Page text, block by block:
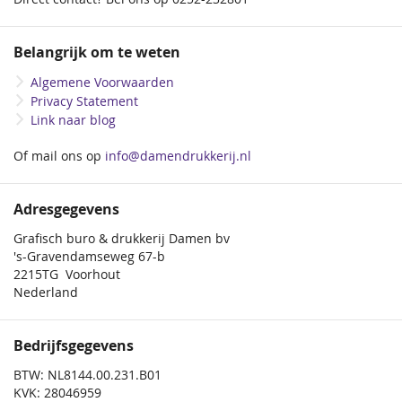
Belangrijk om te weten
Algemene Voorwaarden
Privacy Statement
Link naar blog
Of mail ons op info@damendrukkerij.nl
Adresgegevens
Grafisch buro & drukkerij Damen bv
's-Gravendamseweg 67-b
2215TG Voorhout
Nederland
Bedrijfsgegevens
BTW: NL8144.00.231.B01
KVK: 28046959